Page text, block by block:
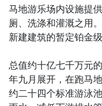
马地游乐场内设施提
厕、洗涤和灌溉之用
新建建筑的暂定铂金
总值约十亿七千万元
年九月展开，在跑马
约二十四个标准游泳